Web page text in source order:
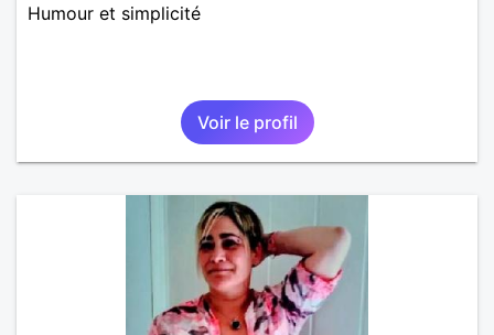
Humour et simplicité
Voir le profil